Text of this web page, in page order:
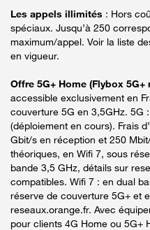
Les appels illimités : Hors
spéciaux. Jusqu’à 250
maximum/appel. Voir la liste
en vigueur.
Offre 5G+ Home (Flybox 5G+
accessible exclusivement en
couverture 5G en 3,5GHz. 5G
(déploiement en cours). Frais
Gbit/s en réception et 250
théoriques, en Wifi 7, sous
bande 3,5 GHz, détails sur
compatibles. Wifi 7 : en dual
réserve de couverture 5G+ et
reseaux.orange.fr. Avec
pour clients 4G Home ou 5G+